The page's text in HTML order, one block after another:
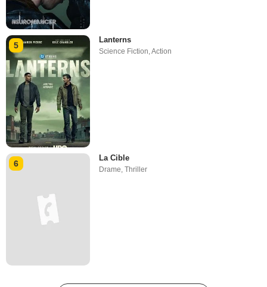
5
Lanterns
Science Fiction,Action
6
La Cible
Drame,Thriller